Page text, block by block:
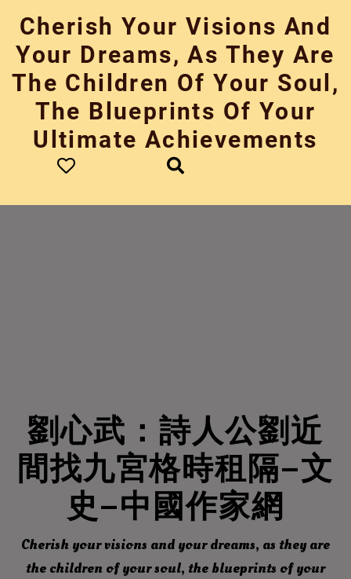
content
Cherish Your Visions And
Your Dreams, As They Are
The Children Of Your Soul,
The Blueprints Of Your
Ultimate Achievements
劉心武：詩人公劉近
間找九宮格時租隔–文
史–中國作家網
Cherish your visions and your dreams, as they are
the children of your soul, the blueprints of your